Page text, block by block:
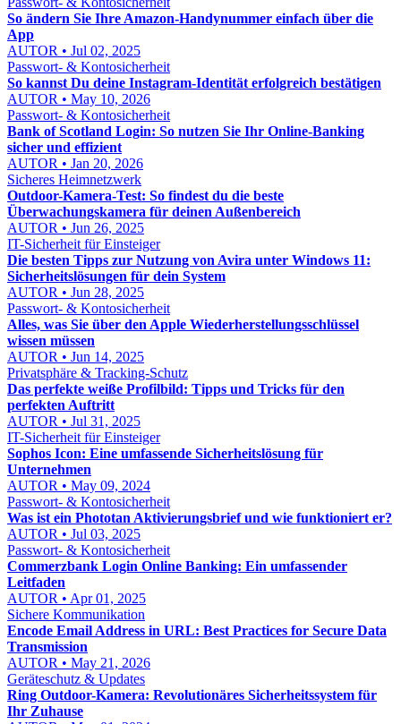
So ändern Sie Ihre Amazon-Handynummer einfach über die
App
AUTOR • Jul 02, 2025
Passwort- & Kontosicherheit
So kannst Du deine Instagram-Identität erfolgreich bestätigen
AUTOR • May 10, 2026
Passwort- & Kontosicherheit
Bank of Scotland Login: So nutzen Sie Ihr Online-Banking
sicher und effizient
AUTOR • Jan 20, 2026
Sicheres Heimnetzwerk
Outdoor-Kamera-Test: So findest du die beste
Überwachungskamera für deinen Außenbereich
AUTOR • Jun 26, 2025
IT-Sicherheit für Einsteiger
Die besten Tipps zur Nutzung von Avira unter Windows 11:
Sicherheitslösungen für dein System
AUTOR • Jun 28, 2025
Passwort- & Kontosicherheit
Alles, was Sie über den Apple Wiederherstellungsschlüssel
wissen müssen
AUTOR • Jun 14, 2025
Privatsphäre & Tracking-Schutz
Das perfekte weiße Profilbild: Tipps und Tricks für den
perfekten Auftritt
AUTOR • Jul 31, 2025
IT-Sicherheit für Einsteiger
Sophos Icon: Eine umfassende Sicherheitslösung für
Unternehmen
AUTOR • May 09, 2024
Passwort- & Kontosicherheit
Was ist ein Phototan Aktivierungsbrief und wie funktioniert er?
AUTOR • Jul 03, 2025
Passwort- & Kontosicherheit
Commerzbank Login Online Banking: Ein umfassender
Leitfaden
AUTOR • Apr 01, 2025
Sichere Kommunikation
Encode Email Address in URL: Best Practices for Secure Data
Transmission
AUTOR • May 21, 2026
Geräteschutz & Updates
Ring Outdoor-Kamera: Revolutionäres Sicherheitssystem für
Ihr Zuhause